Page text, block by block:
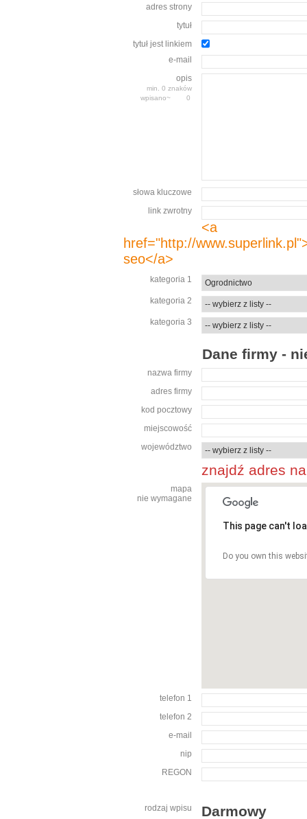
adres strony
tytuł
tytuł jest linkiem
e-mail
opis
min. 0 znaków
wpisano~
słowa kluczowe
link zwrotny
<a
href="http://
seo</a>
kategoria 1
kategoria 2
kategoria 3
Dane firmy -
nazwa firmy
adres firmy
kod pocztowy
miejscowość
województwo
znajdź adres
mapa
nie wymagane
This page can't
Do you own this
telefon 1
telefon 2
e-mail
nip
REGON
rodzaj wpisu Darmowy